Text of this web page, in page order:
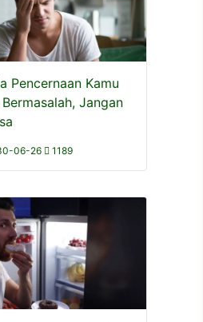
Pencernaan Kamu
Jangan
06-26 1189